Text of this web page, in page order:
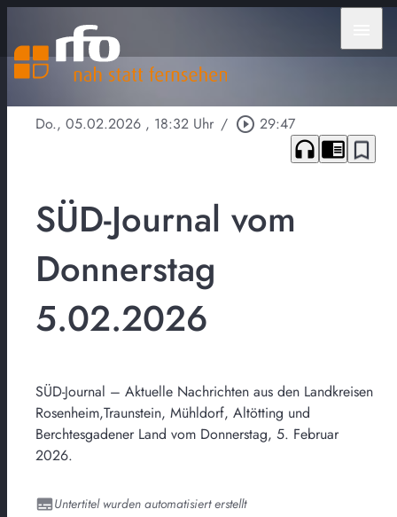
Do., 05.02.2026 , 18:32 Uhr / play_circle_outline 29:47
headphones chrome_reader_mode bookmark_border
SÜD-Journal vom
Donnerstag
5.02.2026
SÜD-Journal – Aktuelle Nachrichten aus den Landkreisen
Rosenheim,Traunstein, Mühldorf, Altötting und
Berchtesgadener Land vom Donnerstag, 5. Februar
2026.
Untertitel wurden automatisiert erstellt